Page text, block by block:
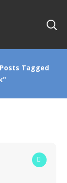
Posts Tagged